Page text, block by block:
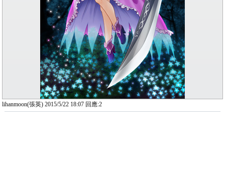
lihanmoon(張英) 2015/5/22 18:07 回應:2